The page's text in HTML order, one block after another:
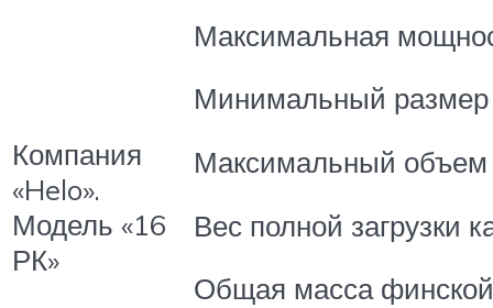
Компания
«Helo».
Модель «16
РК»
Максимальная
Минимальный
Максимальный
Вес полной загрузки
Общая масса